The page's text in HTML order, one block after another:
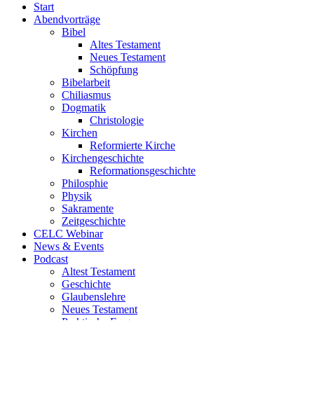
Start
Abendvorträge
Bibel
Altes Testament
Neues Testament
Schöpfung
Bibelarbeit
Chiliasmus
Dogmatik
Christologie
Kirchen
Reformierte Kirche
Kirchengeschichte
Reformationsgeschichte
Philosphie
Physik
Sakramente
Zeitgeschichte
CELC Webinar
News & Events
Podcast
Altest Testament
Geschichte
Glaubenslehre
Neues Testament
Praktische Fragen